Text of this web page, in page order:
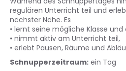
regulären Unterricht teil und
nächster Nähe. Es
• lernt seine mögliche Klasse
• nimmt aktiv am Unterricht teil,
• erlebt Pausen, Räume und
Schnupperzeitraum: ein Tag